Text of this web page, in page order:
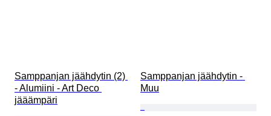
Samppanjan jäähdytin (2)
- Alumiini - Art Deco
jääämpäri
Samppanjan jäähdytin -
Muu